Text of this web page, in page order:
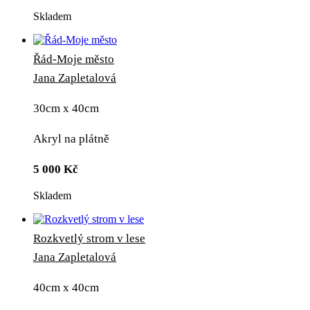
Skladem
Řád-Moje město
Jana Zapletalová
30cm x 40cm
Akryl na plátně
5 000 Kč
Skladem
Rozkvetlý strom v lese
Jana Zapletalová
40cm x 40cm